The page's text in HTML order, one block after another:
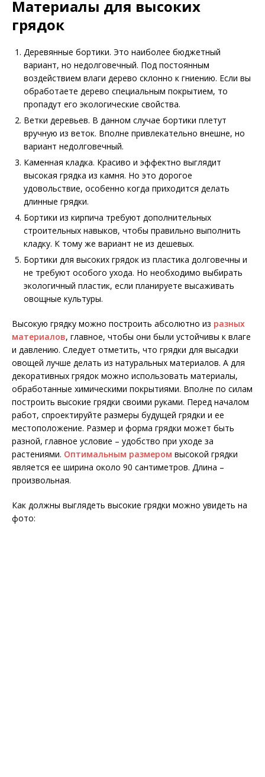
Материалы для высоких
грядок
Деревянные бортики. Это наиболее бюджетный
вариант, но недолговечный. Под постоянным
воздействием влаги дерево склонно к гниению. Если вы
обработаете дерево специальным покрытием, то
пропадут его экологические свойства.
Ветки деревьев. В данном случае бортики плетут
вручную из веток. Вполне привлекательно внешне, но
вариант недолговечный.
Каменная кладка. Красиво и эффектно выглядит
высокая грядка из камня. Но это дорогое
удовольствие, особенно когда приходится делать
длинные грядки.
Бортики из кирпича требуют дополнительных
строительных навыков, чтобы правильно выполнить
кладку. К тому же вариант не из дешевых.
Бортики для высоких грядок из пластика долговечны и
не требуют особого ухода. Но необходимо выбирать
экологичный пластик, если планируете высаживать
овощные культуры.
Высокую грядку можно построить абсолютно из разных
материалов, главное, чтобы они были устойчивы к влаге
и давлению. Следует отметить, что грядки для высадки
овощей лучше делать из натуральных материалов. А для
декоративных грядок можно использовать материалы,
обработанные химическими покрытиями. Вполне по силам
построить высокие грядки своими руками. Перед началом
работ, спроектируйте размеры будущей грядки и ее
местоположение. Размер и форма грядки может быть
разной, главное условие – удобство при уходе за
растениями. Оптимальным размером высокой грядки
является ее ширина около 90 сантиметров. Длина –
произвольная.
Как должны выглядеть высокие грядки можно увидеть на
фото: